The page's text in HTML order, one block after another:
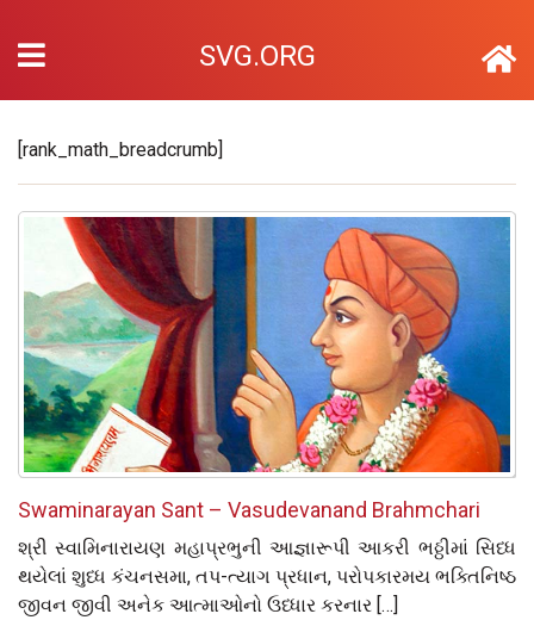
SVG.ORG
[rank_math_breadcrumb]
Swaminarayan Sant – Vasudevanand Brahmchari
શ્રી સ્વામિનારાયણ મહાપ્રભુની આજ્ઞારૂપી આકરી ભઠ્ઠીમાં સિધ્ધ
થયેલાં શુધ્ધ કંચનસમા, તપ-ત્યાગ પ્રધાન, પરોપકારમય ભક્તિનિષ્ઠ
જીવન જીવી અનેક આત્માઓનો ઉધ્ધાર કરનાર […]